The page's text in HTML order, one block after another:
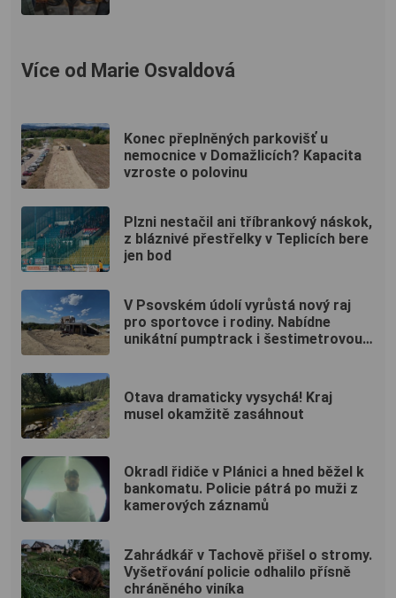
Více od Marie Osvaldová
Konec přeplněných parkovišť u
nemocnice v Domažlicích? Kapacita
vzroste o polovinu
Plzni nestačil ani tříbrankový náskok,
z bláznivé přestřelky v Teplicích bere
jen bod
V Psovském údolí vyrůstá nový raj
pro sportovce i rodiny. Nabídne
unikátní pumptrack i šestimetrovou
Otava dramaticky vysychá! Kraj
musel okamžitě zasáhnout
Okradl řidiče v Plánici a hned běžel k
bankomatu. Policie pátrá po muži z
kamerových záznamů
Zahrádkář v Tachově přišel o stromy.
Vyšetřování policie odhalilo přísně
chráněného viníka